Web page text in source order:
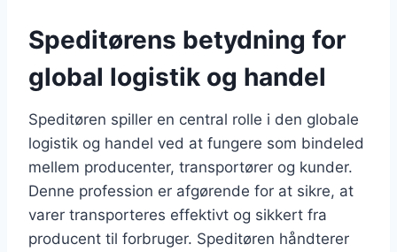
Speditørens betydning for
global logistik og handel
Speditøren spiller en central rolle i den globale
logistik og handel ved at fungere som bindeled
mellem producenter, transportører og kunder.
Denne profession er afgørende for at sikre, at
varer transporteres effektivt og sikkert fra
producent til forbruger. Speditøren håndterer